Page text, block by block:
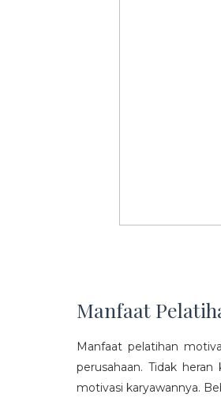
Manfaat
Manfaat pelatihan
perusahaan. Tidak
motivasi karyawannya.